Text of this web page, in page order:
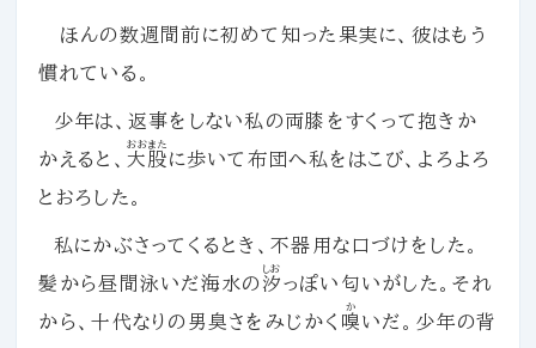
ほんの数週間前に初めて知った果実に、彼はもう
慣れている。
少年は、返事をしない私の両膝をすくって抱きか
かえると、 大股
おおまた
に歩いて布団へ私をはこび、よろよろ
とおろした。
私にかぶさってくるとき、不器用な口づけをした。
髪から昼間泳いだ海水の 汐
しお
っぽい匂いがした。それ
から、十代なりの男臭さをみじかく 嗅
か
いだ。少年の背